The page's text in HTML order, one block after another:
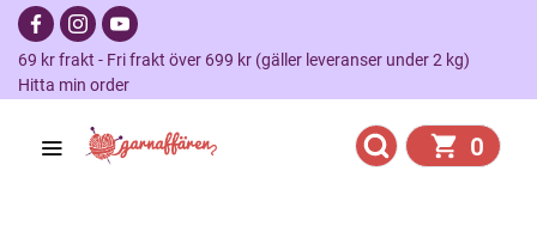
69 kr frakt - Fri frakt över 699 kr (gäller leveranser under 2 kg)
Hitta min order
0